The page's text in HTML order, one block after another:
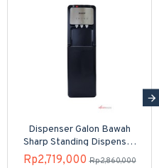
Dispenser Galon Bawah
Sharp Standing Dispenser
SWD-82EHL-PB
Rp2,719,000 Rp2,860,000